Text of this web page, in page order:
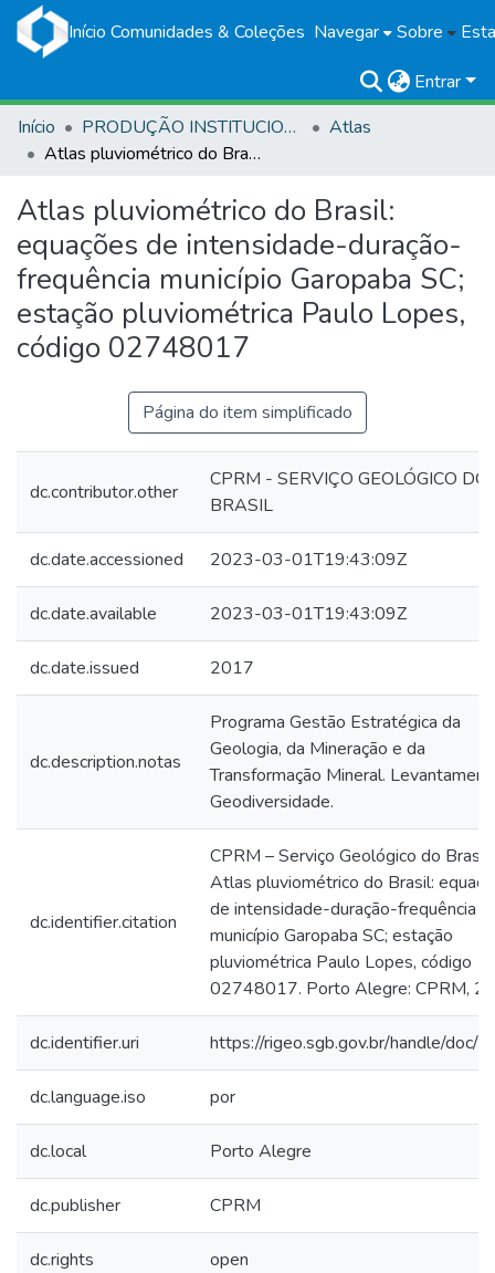
Início Comunidades & Coleções Navegar Sobre
Entrar
Início
PRODUÇÃO INSTITUCIONAL
Atlas
Atlas pluviométrico do Brasil: equações de intensidade-duração-frequência município Garopaba SC; estação pluviométrica Paulo Lopes, código 02748017
Atlas pluviométrico do Brasil:
equações de intensidade-duração-
frequência município Garopaba SC;
estação pluviométrica Paulo Lopes,
código 02748017
Página do item simplificado
dc.contributor.other
CPRM - SERVIÇO GEOLÓGICO DO
BRASIL
dc.date.accessioned 2023-03-01T19:43:09Z
dc.date.available 2023-03-01T19:43:09Z
dc.date.issued 2017
dc.description.notas
Programa Gestão Estratégica da
Geologia, da Mineração e da
Transformação Mineral.
Geodiversidade.
dc.identifier.citation
CPRM – Serviço Geológico do Brasil.
Atlas pluviométrico do Brasil:
de intensidade-duração-frequência
município Garopaba SC; estação
pluviométrica Paulo Lopes, código
02748017. Porto Alegre: CPRM,
dc.identifier.uri https://rigeo.sgb.gov.br/handle/doc/
dc.language.iso por
dc.local Porto Alegre
dc.publisher CPRM
dc.rights open